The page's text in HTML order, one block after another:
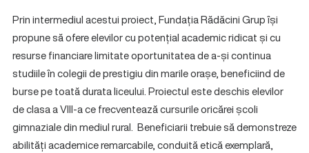
Prin intermediul acestui proiect, Fundația Rădăcini Grup își
propune să ofere elevilor cu potențial academic ridicat și cu
resurse financiare limitate oportunitatea de a-și continua
studiile în colegii de prestigiu din marile orașe, beneficiind de
burse pe toată durata liceului. Proiectul este deschis elevilor
de clasa a VIII-a ce frecventează cursurile oricărei școli
gimnaziale din mediul rural. Beneficiarii trebuie să demonstreze
abilități academice remarcabile, conduită etică exemplară,